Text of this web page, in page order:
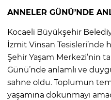
ANNELER GÜNÜ’NDE
Kocaeli Büyükşehir
İzmit Vinsan Tesisleri’nde
Şehir Yaşam Merkezi’nin
Günü’nde anlamlı ve
sahne oldu. Toplumun
yaşamına dokunmayı